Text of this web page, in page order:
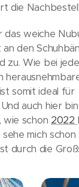
die
das weiche
den
zu. Wie bei
somit ideal für
auch hier
schon 2022
mich
durch die